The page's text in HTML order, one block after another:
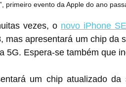
primeiro evento da Apple do ano
vezes, o novo ‌iPhone SE
mas apresentará um chip da
5G. Espera-se também que
um chip atualizado da